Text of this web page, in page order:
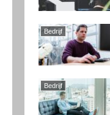
Bedrijf
Bedrijf